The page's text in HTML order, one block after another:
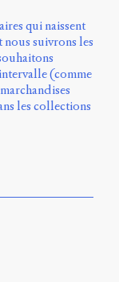
qui naissent
suivrons les
(comme
les collections